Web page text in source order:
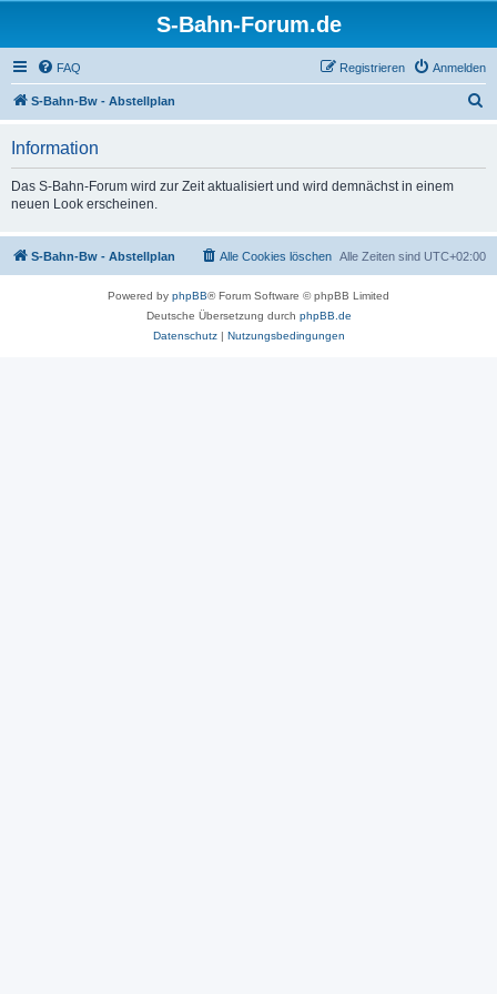
S-Bahn-Forum.de
FAQ Anmelden
Registrieren
S-Bahn-Bw - Abstellplan
Information
Das S-Bahn-Forum wird zur Zeit aktualisiert und wird demnächst in einem
neuen Look erscheinen.
S-Bahn-Bw - Abstellplan Alle Zeiten sind UTC+02:00
Alle Cookies löschen
Powered by phpBB® Forum Software © phpBB Limited
Deutsche Übersetzung durch phpBB.de
Datenschutz| Nutzungsbedingungen